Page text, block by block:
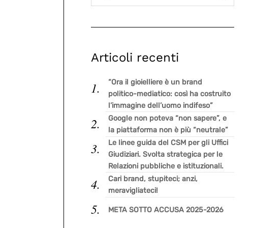
Articoli recenti
“Ora il gioielliere è un brand
politico-mediatico: così ha costruito
l’immagine dell’uomo indifeso”
Google non poteva “non sapere”, e
la piattaforma non è più “neutrale”
Le linee guida del CSM per gli Uffici
Giudiziari. Svolta strategica per le
Relazioni pubbliche e istituzionali.
Cari brand, stupiteci; anzi,
meravigliateci!
META SOTTO ACCUSA 2025-2026